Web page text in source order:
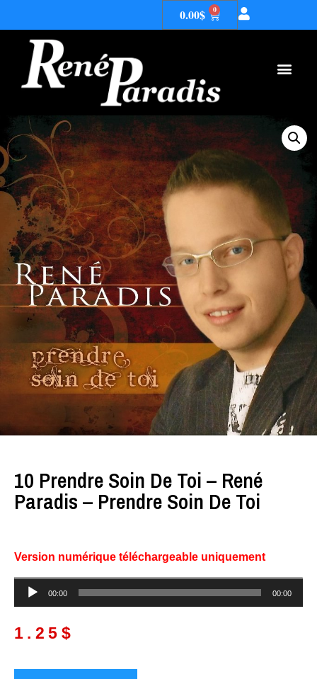
0.00$ 0
10 Prendre Soin De Toi – René
Paradis – Prendre Soin De Toi
Version numérique téléchargeable uniquement
Lecteur
audio
00:00 00:00
1.25 $